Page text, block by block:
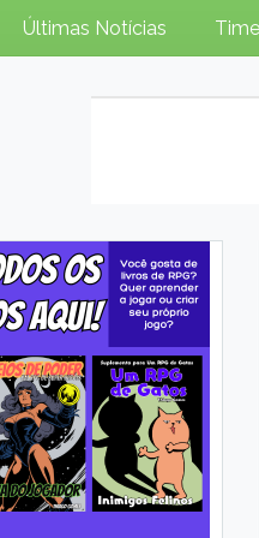
Últimas Notícias